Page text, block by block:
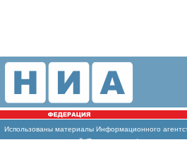
Использованы материалы Информационного
массовых коммуникаций (Роскомнадзор)